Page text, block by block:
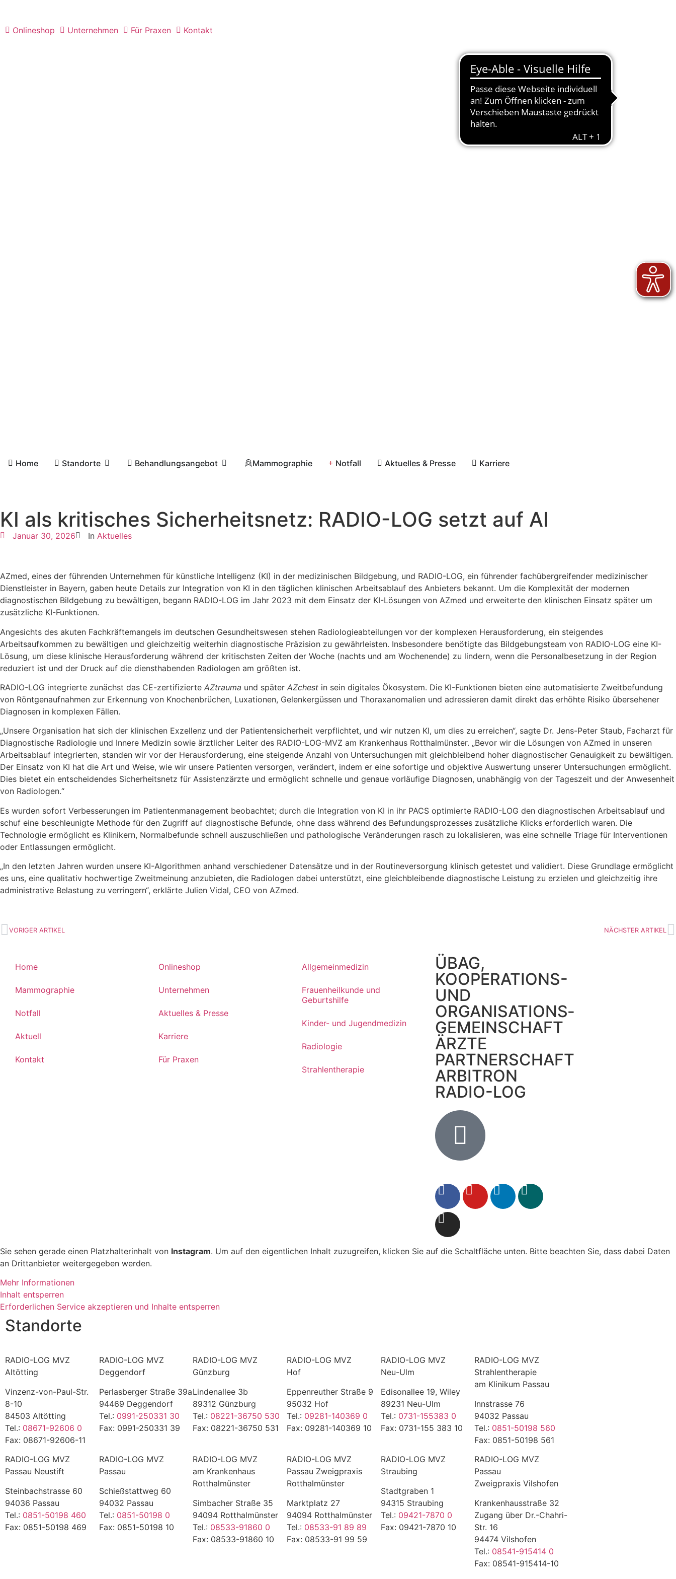
Onlineshop Unternehmen Für Praxen Kontakt
Home Standorte Behandlungsangebot Mammographie Notfall Aktuelles & Presse Karriere
KI als kritisches Sicherheitsnetz: RADIO-LOG setzt auf AI
Januar 30, 2026 In Aktuelles
AZmed, eines der führenden Unternehmen für künstliche Intelligenz (KI) in der medizinischen Bildgebung, und RADIO-LOG, ein führender fachübergreifender medizinischer
Dienstleister in Bayern, gaben heute Details zur Integration von KI in den täglichen klinischen Arbeitsablauf des Anbieters bekannt. Um die Komplexität der modernen
diagnostischen Bildgebung zu bewältigen, begann RADIO-LOG im Jahr 2023 mit dem Einsatz der KI-Lösungen von AZmed und erweiterte den klinischen Einsatz später um
zusätzliche KI-Funktionen.
Angesichts des akuten Fachkräftemangels im deutschen Gesundheitswesen stehen Radiologieabteilungen vor der komplexen Herausforderung, ein steigendes
Arbeitsaufkommen zu bewältigen und gleichzeitig weiterhin diagnostische Präzision zu gewährleisten. Insbesondere benötigte das Bildgebungsteam von RADIO-LOG eine KI-
Lösung, um diese klinische Herausforderung während der kritischsten Zeiten der Woche (nachts und am Wochenende) zu lindern, wenn die Personalbesetzung in der Region
reduziert ist und der Druck auf die diensthabenden Radiologen am größten ist.
RADIO-LOG integrierte zunächst das CE-zertifizierte AZtrauma und später AZchest in sein digitales Ökosystem. Die KI-Funktionen bieten eine automatisierte Zweitbefundung
von Röntgenaufnahmen zur Erkennung von Knochenbrüchen, Luxationen, Gelenkergüssen und Thoraxanomalien und adressieren damit direkt das erhöhte Risiko übersehener
Diagnosen in komplexen Fällen.
„Unsere Organisation hat sich der klinischen Exzellenz und der Patientensicherheit verpflichtet, und wir nutzen KI, um dies zu erreichen“, sagte Dr. Jens-Peter Staub, Facharzt für
Diagnostische Radiologie und Innere Medizin sowie ärztlicher Leiter des RADIO-LOG-MVZ am Krankenhaus Rotthalmünster. „Bevor wir die Lösungen von AZmed in unseren
Arbeitsablauf integrierten, standen wir vor der Herausforderung, eine steigende Anzahl von Untersuchungen mit gleichbleibend hoher diagnostischer Genauigkeit zu bewältigen.
Der Einsatz von KI hat die Art und Weise, wie wir unsere Patienten versorgen, verändert, indem er eine sofortige und objektive Auswertung unserer Untersuchungen ermöglicht.
Dies bietet ein entscheidendes Sicherheitsnetz für Assistenzärzte und ermöglicht schnelle und genaue vorläufige Diagnosen, unabhängig von der Tageszeit und der Anwesenheit
von Radiologen.“
Es wurden sofort Verbesserungen im Patientenmanagement beobachtet; durch die Integration von KI in ihr PACS optimierte RADIO-LOG den diagnostischen Arbeitsablauf und
schuf eine beschleunigte Methode für den Zugriff auf diagnostische Befunde, ohne dass während des Befundungsprozesses zusätzliche Klicks erforderlich waren. Die
Technologie ermöglicht es Klinikern, Normalbefunde schnell auszuschließen und pathologische Veränderungen rasch zu lokalisieren, was eine schnelle Triage für Interventionen
oder Entlassungen ermöglicht.
„In den letzten Jahren wurden unsere KI-Algorithmen anhand verschiedener Datensätze und in der Routineversorgung klinisch getestet und validiert. Diese Grundlage ermöglicht
es uns, eine qualitativ hochwertige Zweitmeinung anzubieten, die Radiologen dabei unterstützt, eine gleichbleibende diagnostische Leistung zu erzielen und gleichzeitig ihre
administrative Belastung zu verringern“, erklärte Julien Vidal, CEO von AZmed.
VORIGER ARTIKEL NÄCHSTER ARTIKEL
Home
Mammographie
Notfall
Aktuell
Kontakt
Onlineshop
Unternehmen
Aktuelles & Presse
Karriere
Für Praxen
Allgemeinmedizin
Frauenheilkunde und
Geburtshilfe
Kinder- und Jugendmedizin
Radiologie
Strahlentherapie
ÜBAG,
KOOPERATIONS-
UND
ORGANISATIONS­
GEMEINSCHAFT
ÄRZTE
PARTNERSCHAFT
ARBITRON
RADIO-LOG
Sie sehen gerade einen Platzhalterinhalt von Instagram. Um auf den eigentlichen Inhalt zuzugreifen, klicken Sie auf die Schaltfläche unten. Bitte beachten Sie, dass dabei Daten
an Drittanbieter weitergegeben werden.
Mehr Informationen
Inhalt entsperren
Erforderlichen Service akzeptieren und Inhalte entsperren
Standorte
RADIO-LOG MVZ
Altötting
Vinzenz-von-Paul-Str.
8-10
84503 Altötting
Tel.: 08671-92606 0
Fax: 08671-92606-11
RADIO-LOG MVZ
Deggendorf
Perlasberger Straße 39a
94469 Deggendorf
Tel.: 0991-250331 30
Fax: 0991-250331 39
RADIO-LOG MVZ
Günzburg
Lindenallee 3b
89312 Günzburg
Tel.: 08221-36750 530
Fax: 08221-36750 531
RADIO-LOG MVZ
Hof
Eppenreuther Straße 9
95032 Hof
Tel.: 09281-140369 0
Fax: 09281-140369 10
RADIO-LOG MVZ
Neu-Ulm
Edisonallee 19, Wiley
89231 Neu-Ulm
Tel.: 0731-155383 0
Fax: 0731-155 383 10
RADIO-LOG MVZ
Strahlentherapie
am Klinikum Passau
Innstrasse 76
94032 Passau
Tel.: 0851-50198 560
Fax: 0851-50198 561
RADIO-LOG MVZ
Passau Neustift
Steinbachstrasse 60
94036 Passau
Tel.: 0851-50198 460
Fax: 0851-50198 469
RADIO-LOG MVZ
Passau
Schießstattweg 60
94032 Passau
Tel.: 0851-50198 0
Fax: 0851-50198 10
RADIO-LOG MVZ
am Krankenhaus
Rotthalmünster
Simbacher Straße 35
94094 Rotthalmünster
Tel.: 08533-91860 0
Fax: 08533-91860 10
RADIO-LOG MVZ
Passau Zweigpraxis
Rotthalmünster
Marktplatz 27
94094 Rotthalmünster
Tel.: 08533-91 89 89
Fax: 08533-91 99 59
RADIO-LOG MVZ
Straubing
Stadtgraben 1
94315 Straubing
Tel.: 09421-7870 0
Fax: 09421-7870 10
RADIO-LOG MVZ
Passau
Zweigpraxis Vilshofen
Krankenhausstraße 32
Zugang über Dr.-Chahri-
Str. 16
94474 Vilshofen
Tel.: 08541-915414 0
Fax: 08541-915414-10